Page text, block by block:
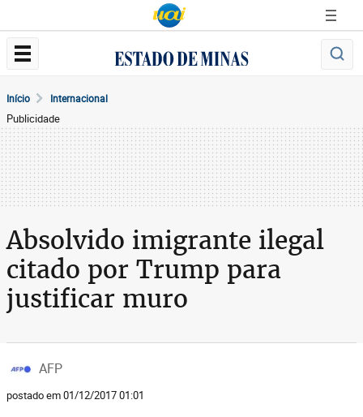
Início Internacional
Publicidade
Absolvido imigrante ilegal
citado por Trump para
justificar muro
AFP
postado em 01/12/2017 01:01